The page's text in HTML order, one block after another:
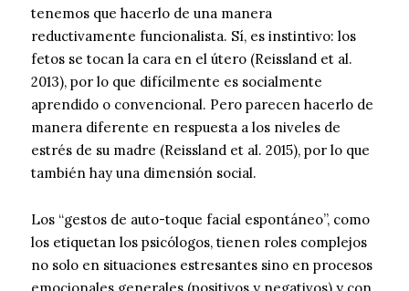
tenemos que hacerlo de una manera
reductivamente funcionalista. Sí, es instintivo: los
fetos se tocan la cara en el útero (Reissland et al.
2013), por lo que difícilmente es socialmente
aprendido o convencional. Pero parecen hacerlo de
manera diferente en respuesta a los niveles de
estrés de su madre (Reissland et al. 2015), por lo que
también hay una dimensión social.
Los “gestos de auto-toque facial espontáneo”, como
los etiquetan los psicólogos, tienen roles complejos
no solo en situaciones estresantes sino en procesos